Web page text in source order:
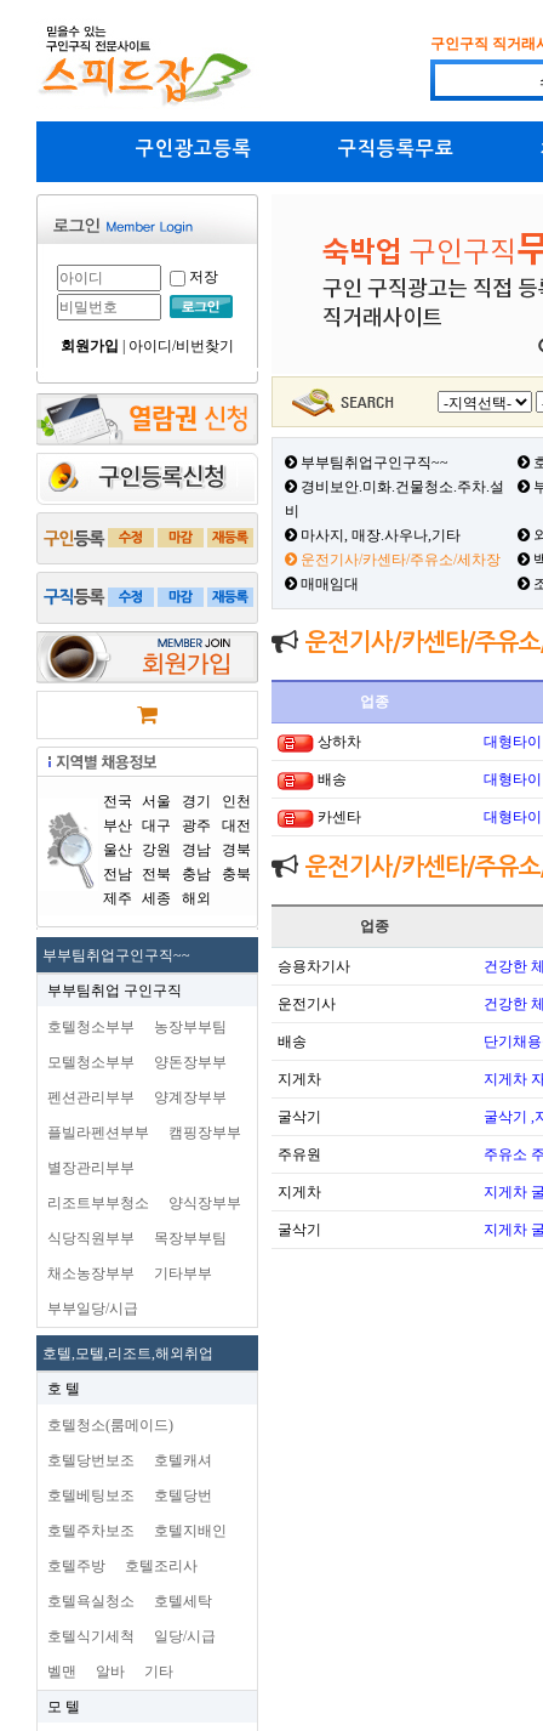
구인구직 직거래
구인광고등록 구직등록무료
저장
회원가입 아이디/비번찾기
전국 서울 경기
인천
부산 대구 광주
대전
울산
강원 경남
경북
전남
전북 충남
충북
제주
세종 해외
부부팀취업구인구직~~
부부팀취업 구인구직
호텔청소부부 농장부부팀
모텔청소부부 양돈장부부
펜션관리부부 양계장부부
플빌라펜션부부 캠핑장부부
별장관리부부
리조트부부청소 양식장부부
식당직원부부 목장부부팀
채소농장부부 기타부부
부부일당/시급
호텔,모텔,리조트,해외취업
호 텔
호텔청소(룸메이드)
호텔당번보조 호텔캐셔
호텔베팅보조 호텔당번
호텔주차보조 호텔지배인
호텔주방 호텔조리사
호텔욕실청소 호텔세탁
호텔식기세척 일당/시급
벨맨 알바 기타
모 텔
부부팀취업구인구직~~
경비보안.미화.건물청소.주차.설
비
마사지, 매장.사우나,기타
운전기사/카센타/주유소/세차장
매매임대
운전기사/카센타/주유
업종
상하차 대형타
배송 대형타
카센타 대형타
운전기사/카센타/주유
업종
승용차기사 건강한
운전기사 건강한
배송 단기채
지게차 지게차
굴삭기 굴삭기 ,
주유원 주유소
지게차 지게차
굴삭기 지게차